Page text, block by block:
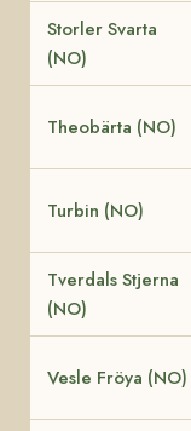
Storler Svarta
(NO)
Theobärta (NO)
Turbin (NO)
Tverdals Stjerna
(NO)
Vesle Fröya (NO)